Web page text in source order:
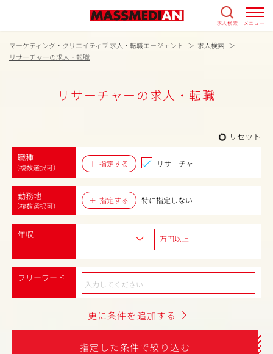
求人検索 メニュー
マーケティング・クリエイティブ 求人・転職エージェント
求人検索
リサーチャーの求人・転職
リサーチャーの求人・転職
リセット
職種
（複数選択可） 指定する リサーチャー
勤務地
（複数選択可）
指定する 特に指定しない
年収 万円以上
フリーワード
更に条件を追加する
指定した条件で絞り込む